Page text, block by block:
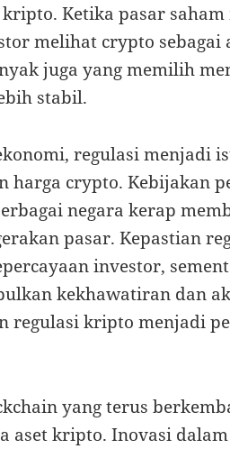
Ketika pasar
melihat crypto
juga yang memilih
stabil.
regulasi menjadi
harga crypto. Kebijakan
negara kerap
pasar. Kepastian
investor,
kekhawatiran dan
regulasi kripto menjadi
yang terus
aset kripto. Inovasi